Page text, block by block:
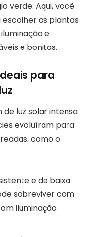
verde. Aqui, você
as plantas
e
e bonitas.
para
luz solar intensa
evoluíram para
como o
e de baixa
sobreviver com
iluminação